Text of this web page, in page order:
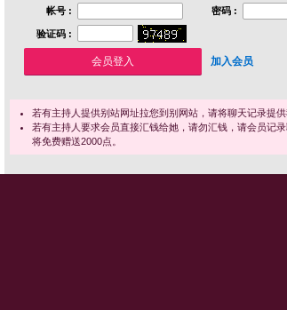
帐号 :
密码 :
验证码 :
加入会员
若有主持人提供别站网址拉您到别网站，请将聊天记录提
若有主持人要求会员直接汇钱给她，请勿汇钱，请会员记
将免费赠送2000点。